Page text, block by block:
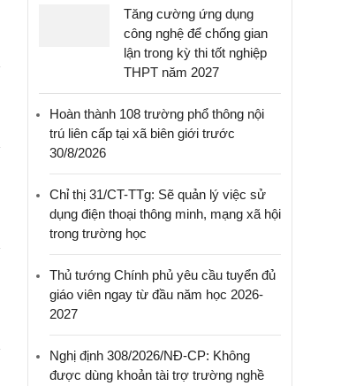
Tăng cường ứng dụng
công nghệ để chống gian
lận trong kỳ thi tốt nghiệp
THPT năm 2027
Hoàn thành 108 trường phổ thông nội
trú liên cấp tại xã biên giới trước
30/8/2026
Chỉ thị 31/CT-TTg: Sẽ quản lý việc sử
dụng điện thoại thông minh, mạng xã hội
trong trường học
Thủ tướng Chính phủ yêu cầu tuyển đủ
giáo viên ngay từ đầu năm học 2026-
2027
Nghị định 308/2026/NĐ-CP: Không
được dùng khoản tài trợ trường nghề